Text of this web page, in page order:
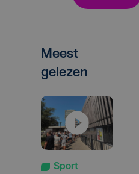
Meest
gelezen
Sport